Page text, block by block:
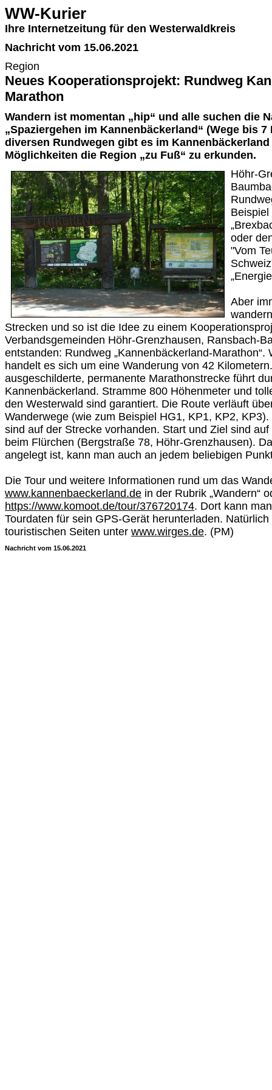
WW-Kurier
Ihre Internetzeitung für den Westerwaldkreis
Nachricht vom 15.06.2021
Region
Neues Kooperationsprojekt: Rundweg
Marathon
Wandern ist momentan „hip“ und alle suchen die
„Spaziergehen im Kannenbäckerland“ (Wege bis
diversen Rundwegen gibt es im
Möglichkeiten die Region „zu Fuß“ zu erkunden.
Höhr-
Beispiel
oder
"Vom
Aber
Strecken und so ist die Idee zu einem
Verbandsgemeinden Höhr-Grenzhausen, Ransbach-
entstanden: Rundweg „Kannenbäckerland-Marathon“.
handelt es sich um eine Wanderung von 42
ausgeschilderte, permanente Marathonstrecke führt
Kannenbäckerland. Stramme 800 Höhenmeter und
den Westerwald sind garantiert. Die Route verläuft
Wanderwege (wie zum Beispiel HG1, KP1, KP2,
sind auf der Strecke vorhanden. Start und Ziel sind
beim Flürchen (Bergstraße 78, Höhr-Grenzhausen).
angelegt ist, kann man auch an jedem beliebigen
Die Tour und weitere Informationen rund um das
www.kannenbaeckerland.de in der Rubrik „Wandern“
https://www.komoot.de/tour/376720174. Dort kann
Tourdaten für sein GPS-Gerät herunterladen.
touristischen Seiten unter www.wirges.de. (PM)
Nachricht vom 15.06.2021